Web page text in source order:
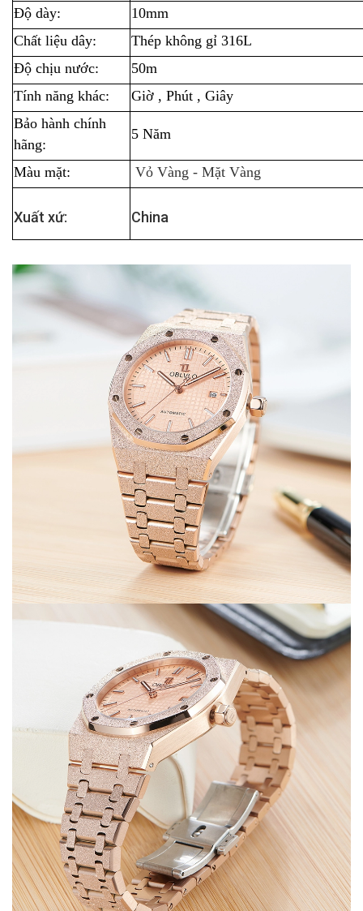
Độ dày:
10mm
Chất liệu dây:
Thép không gỉ 316L
Độ chịu nước:
50m
Tính năng khác:
Giờ , Phút , Giây
Bảo hành chính
hãng:
5 Năm
Màu mặt: Vỏ Vàng - Mặt Vàng
Xuất xứ: China